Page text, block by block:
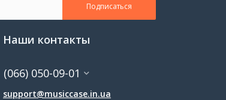
Подписаться
Наши контакты
(066) 050-09-01
support@musiccase.in.ua